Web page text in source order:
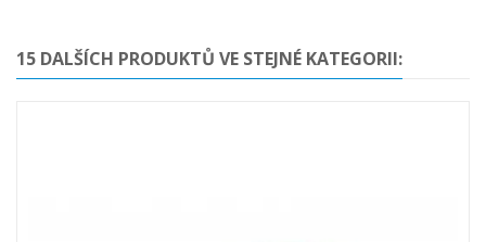
15 DALŠÍCH PRODUKTŮ VE STEJNÉ KATEGORII: